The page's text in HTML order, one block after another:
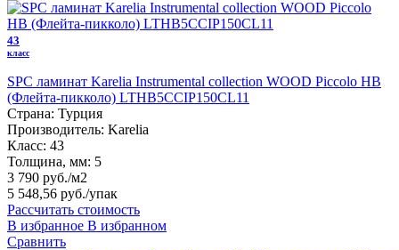
43
класс
SPC ламинат Karelia Instrumental collection WOOD Piccolo HB
(Флейта-пикколо) LTHB5CCIP150CL11
Страна: Турция
Производитель: Karelia
Класс: 43
Толщина, мм: 5
3 790 руб./м2
5 548,56 руб./упак
Рассчитать стоимость
В избранное В избранном
Сравнить